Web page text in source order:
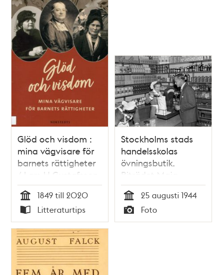
Glöd och visdom :
mina vägvisare för
barnets rättigheter
/ Lars H Gustafsson
Tid
1849 till 2020
Typ
Litteraturtips
Stockholms stads
handelsskolas
övningsbutik.
Biträdet Maja
Hannu expedierar
Lars Kulin. I butiken
får eleverna lära sig
försäljningsteknik,
Tid
25 augusti 1944
Typ
Foto